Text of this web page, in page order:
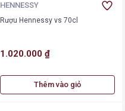
HENNESSY
Rượu Hennessy vs 70cl
1.020.000 ₫
Thêm vào giỏ